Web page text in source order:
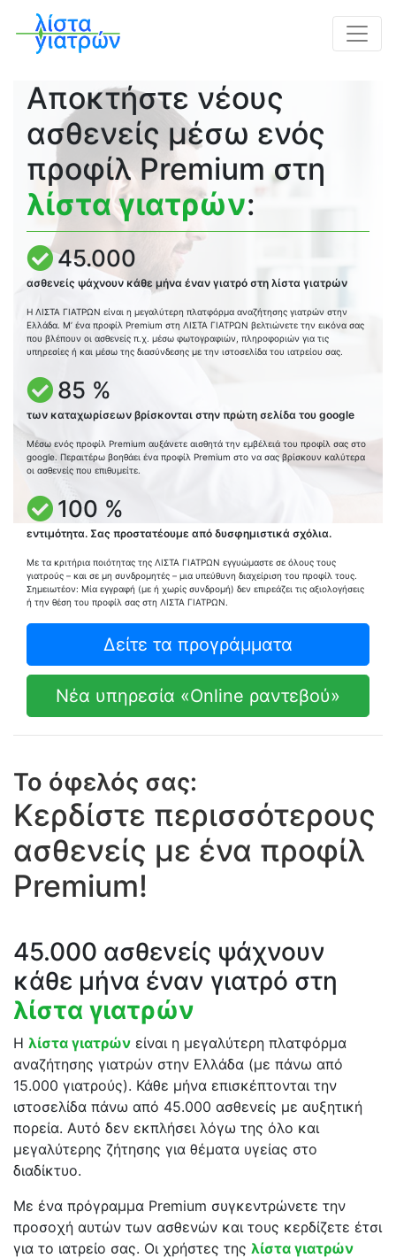
Αποκτήστε νέους
ασθενείς μέσω ενός
προφίλ Premium στη
λίστα γιατρών:
45.000
ασθενείς ψάχνουν κάθε μήνα έναν γιατρό στη λίστα γιατρών
Η ΛΙΣΤΑ ΓΙΑΤΡΩΝ είναι η μεγαλύτερη πλατφόρμα αναζήτησης γιατρών στην
Ελλάδα. Μ’ ένα προφίλ Premium στη ΛΙΣΤΑ ΓΙΑΤΡΩΝ βελτιώνετε την εικόνα σας
που βλέπουν οι ασθενείς π.χ. μέσω φωτογραφιών, πληροφοριών για τις
υπηρεσίες ή και μέσω της διασύνδεσης με την ιστοσελίδα του ιατρείου σας.
85 %
των καταχωρίσεων βρίσκονται στην πρώτη σελίδα του google
Μέσω ενός προφίλ Premium αυξάνετε αισθητά την εμβέλειά του προφίλ σας στο
google. Περαιτέρω βοηθάει ένα προφίλ Premium στο να σας βρίσκουν καλύτερα
οι ασθενείς που επιθυμείτε.
100 %
εντιμότητα. Σας προστατέουμε από δυσφημιστικά σχόλια.
Με τα κριτήρια ποιότητας της ΛΙΣΤΑ ΓΙΑΤΡΩΝ εγγυώμαστε σε όλους τους
γιατρούς – και σε μη συνδρομητές – μια υπεύθυνη διαχείριση του προφίλ τους.
Σημειωτέον: Μία εγγραφή (με ή χωρίς συνδρομή) δεν επιρεάζει τις αξιολογήσεις
ή την θέση του προφίλ σας στη ΛΙΣΤΑ ΓΙΑΤΡΩΝ.
Δείτε τα προγράμματα
Νέα υπηρεσία «Online ραντεβού»
Το όφελός σας:
Κερδίστε περισσότερους
ασθενείς με ένα προφίλ
Premium!
45.000 ασθενείς ψάχνουν
κάθε μήνα έναν γιατρό στη
λίστα γιατρών
Η λίστα γιατρών είναι η μεγαλύτερη πλατφόρμα
αναζήτησης γιατρών στην Ελλάδα (με πάνω από
15.000 γιατρούς). Κάθε μήνα επισκέπτονται την
ιστοσελίδα πάνω από 45.000 ασθενείς με αυξητική
πορεία. Αυτό δεν εκπλήσει λόγω της όλο και
μεγαλύτερης ζήτησης για θέματα υγείας στο
διαδίκτυο.
Με ένα πρόγραμμα Premium συγκεντρώνετε την
προσοχή αυτών των ασθενών και τους κερδίζετε έτσι
για το ιατρείο σας. Οι χρήστες της λίστα γιατρών